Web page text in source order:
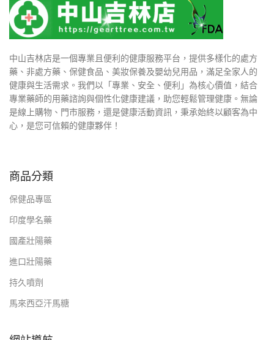
中山吉林店是一個專業且便利的健康服務平台，提供多樣化的處方
藥、非處方藥、保健食品、美妝保養及嬰幼兒用品，滿足全家人的
健康與生活需求。我們以「專業、安全、便利」為核心價值，結合
專業藥師的用藥諮詢與個性化健康建議，助您輕鬆管理健康。無論
是線上購物、門市服務，還是健康活動資訊，秉承始終以顧客為中
心，是您可信賴的健康夥伴！
商品分類
保健品專區
印度學名藥
國產壯陽藥
進口壯陽藥
持久噴劑
馬來西亞汗馬糖